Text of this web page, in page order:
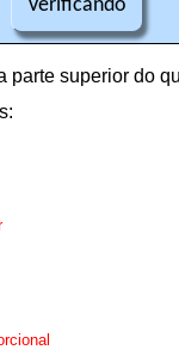
parte superior do